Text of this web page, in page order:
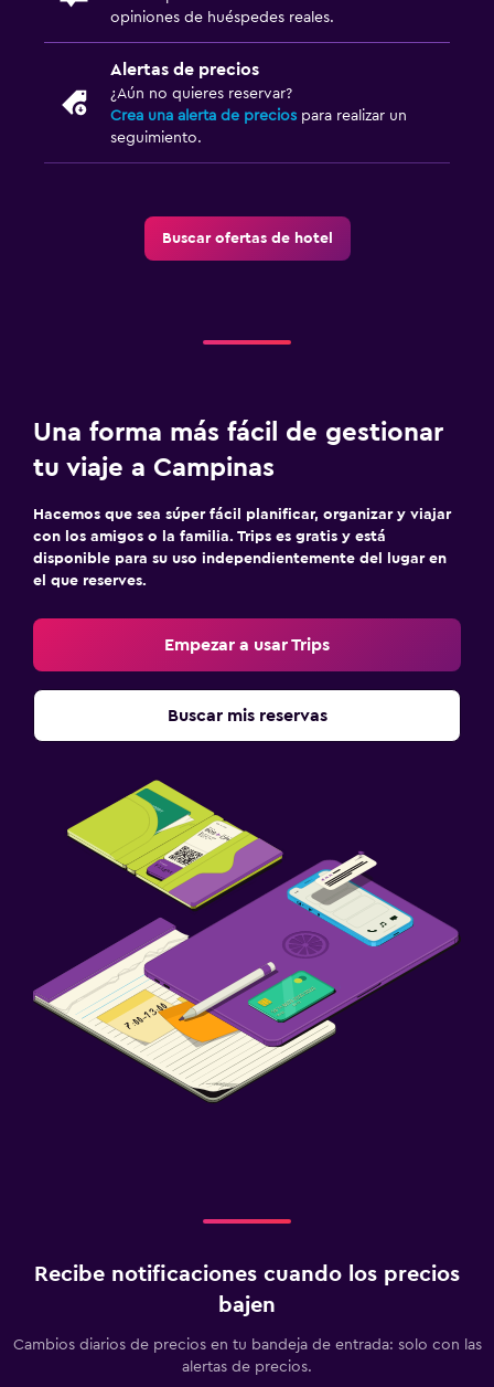
Limpieza diaria
Botiquín de primeros auxilios
Ideal para familias
Cuna/cama nido disponibles
opiniones de huéspedes reales.
Alertas de precios
¿Aún no quieres reservar?
Crea una alerta de precios para realizar un
seguimiento.
Buscar ofertas de hotel
Una forma más fácil de gestionar
tu viaje a Campinas
Hacemos que sea súper fácil planificar, organizar y viajar
con los amigos o la familia. Trips es gratis y está
disponible para su uso independientemente del lugar en
el que reserves.
Empezar a usar Trips
Buscar mis reservas
Recibe notificaciones cuando los precios
bajen
Cambios diarios de precios en tu bandeja de entrada: solo con las
alertas de precios.